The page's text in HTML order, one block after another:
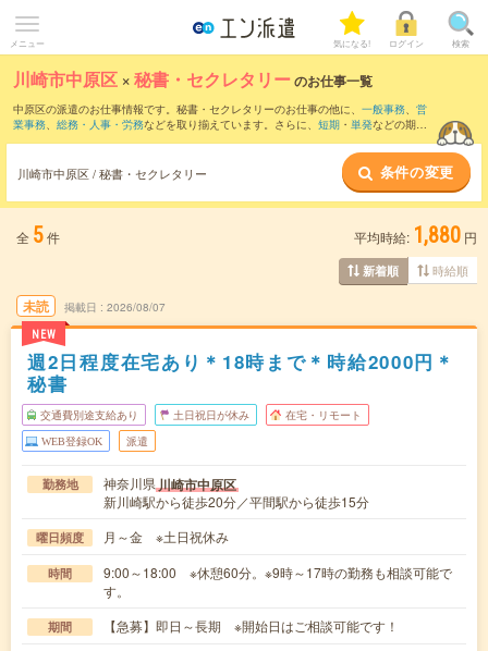
メニュー 気になる! ログイン 検索
川崎市中原区 ×秘書・セクレタリーのお仕事一覧
中原区の派遣のお仕事情報です。秘書・セクレタリーのお仕事の他に、 一般事務、 営
業事務、 総務・人事・労務などを取り揃えています。さらに、 短期 ・ 単発などの期間
川崎市中原区 / 秘書・セクレタリー 条件の変更
全 5件 平均時給: 1,880 円
新着順 時給順
未読
NEW
掲載日 2026/08/07
週2日程度在宅あり＊18時まで＊時給2000円＊
秘書
交通費別途支給あり 土日祝日が休み 在宅・リモート
WEB登録OK 派遣
勤務地 神奈川県川崎市中原区
新川崎駅から徒歩20分／平間駅から徒歩15分
曜日頻度 月～金 ※土日祝休み
時間
9:00～18:00 ※休憩60分。※9時～17時の勤務も相談可能で
す。
期間 【急募】即日～長期 ※開始日はご相談可能です！